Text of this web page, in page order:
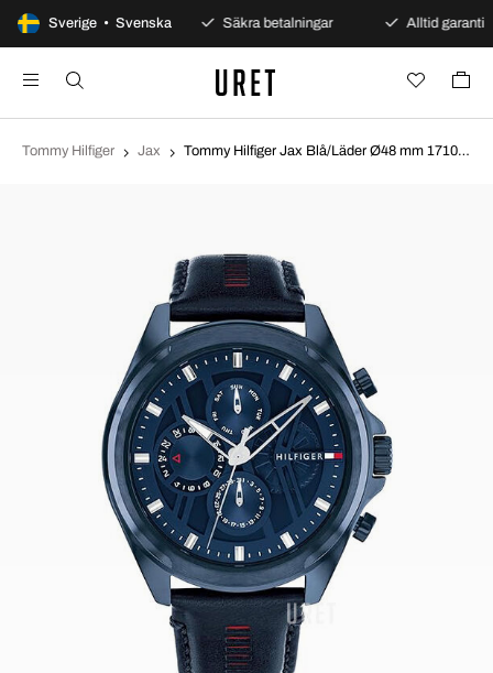
Sverige • Svenska
100 dagars öppet köp Säkra betalningar Alltid garanti
Tommy Hilfiger Jax Tommy Hilfiger Jax Blå/Läder Ø48 mm 1710655